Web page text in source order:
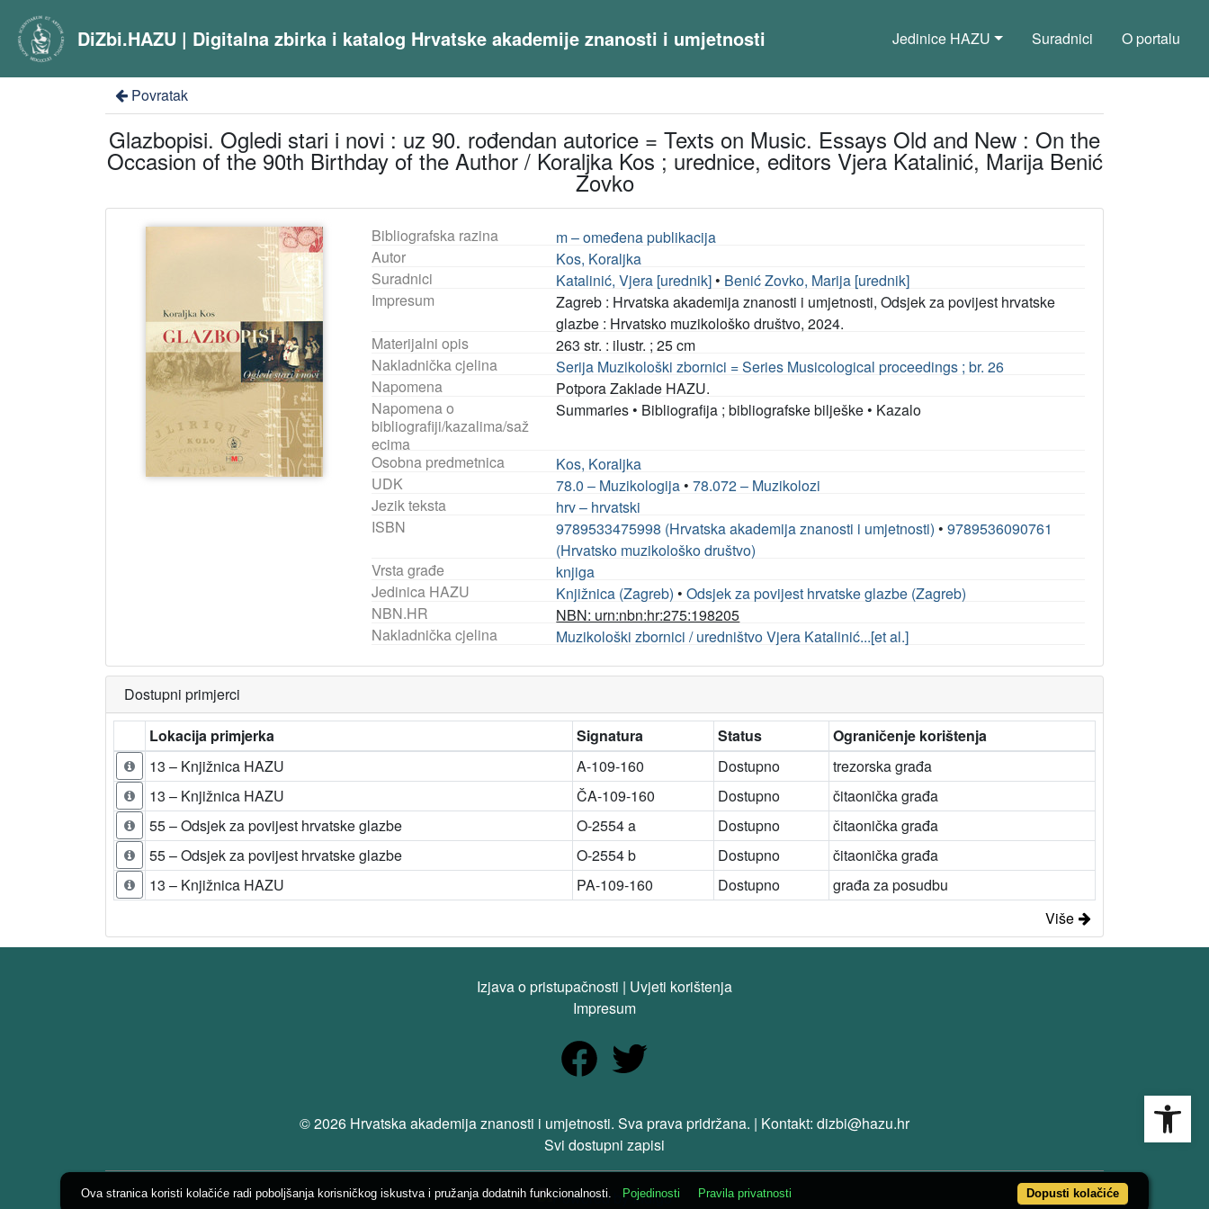
DiZbi.HAZU | Digitalna zbirka i katalog Hrvatske akademije znanosti i umjetnosti Jedinice HAZU Suradnici O portalu
Povratak
Glazbopisi. Ogledi stari i novi : uz 90. rođendan autorice = Texts on Music. Essays Old and New : On the
Occasion of the 90th Birthday of the Author / Koraljka Kos ; urednice, editors Vjera Katalinić, Marija Benić
Zovko
Bibliografska razina
m – omeđena publikacija
Autor
Kos, Koraljka
Suradnici
Katalinić, Vjera [urednik] • Benić Zovko, Marija [urednik]
Impresum
Zagreb : Hrvatska akademija znanosti i umjetnosti, Odsjek za povijest hrvatske
glazbe : Hrvatsko muzikološko društvo, 2024.
Materijalni opis
263 str. : ilustr. ; 25 cm
Nakladnička cjelina
Serija Muzikološki zbornici = Series Musicological proceedings ; br. 26
Napomena
Potpora Zaklade HAZU.
Napomena o
bibliografiji/kazalima/saž
ecima
Summaries • Bibliografija ; bibliografske bilješke • Kazalo
Osobna predmetnica
Kos, Koraljka
UDK
78.0 – Muzikologija •78.072 – Muzikolozi
Jezik teksta
hrv – hrvatski
ISBN
9789533475998 (Hrvatska akademija znanosti i umjetnosti) •9789536090761
(Hrvatsko muzikološko društvo)
Vrsta građe
knjiga
Jedinica HAZU
Knjižnica (Zagreb) •Odsjek za povijest hrvatske glazbe (Zagreb)
NBN.HR
NBN: urn:nbn:hr:275:198205
Nakladnička cjelina
Muzikološki zbornici / uredništvo Vjera Katalinić...[et al.]
Dostupni primjerci
Lokacija primjerka
Signatura Status
Ograničenje korištenja
13 – Knjižnica HAZU
A-109-160 Dostupno
trezorska građa
13 – Knjižnica HAZU
ČA-109-160 Dostupno
čitaonička građa
55 – Odsjek za povijest hrvatske glazbe
O-2554 a Dostupno
čitaonička građa
55 – Odsjek za povijest hrvatske glazbe
O-2554 b Dostupno
čitaonička građa
13 – Knjižnica HAZU
PA-109-160 Dostupno
građa za posudbu
Više
Izjava o pristupačnosti | Uvjeti korištenja
Impresum
© 2026 Hrvatska akademija znanosti i umjetnosti. Sva prava pridržana. | Kontakt: dizbi@hazu.hr
Svi dostupni zapisi
Ova stranica koristi kolačiće radi poboljšanja korisničkog iskustva i pružanja dodatnih funkcionalnosti. Pojedinosti Pravila privatnosti Dopusti kolačiće